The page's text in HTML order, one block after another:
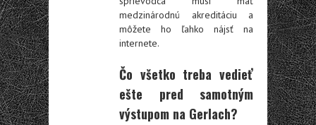
medzinárodnú akreditáciu a
môžete ho ľahko nájsť na
internete.
Čo všetko treba vedieť
ešte pred samotným
výstupom na Gerlach?